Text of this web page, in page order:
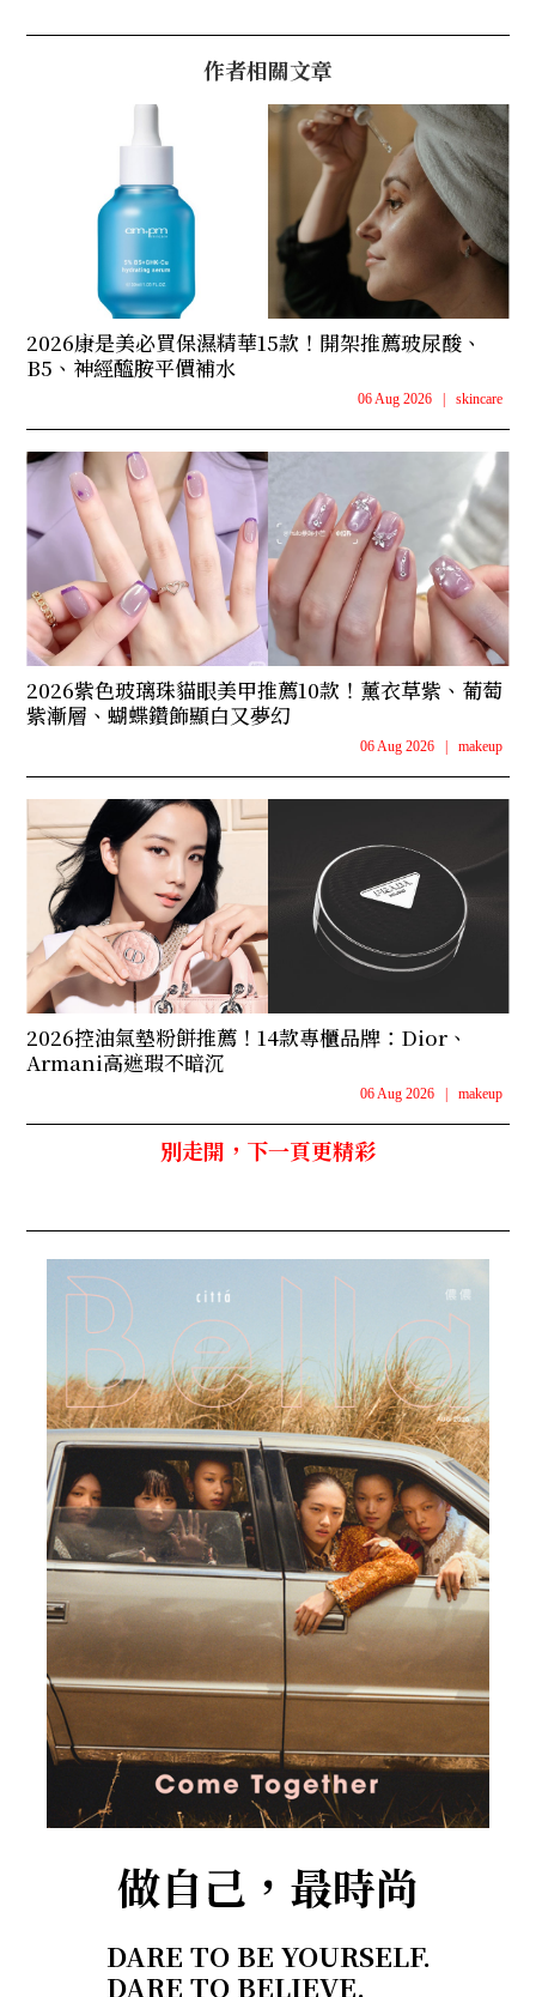
作者相關文章
2026康是美必買保濕精華15款！開架推薦玻尿酸、
B5、神經醯胺平價補水
06 Aug 2026 | skincare
2026紫色玻璃珠貓眼美甲推薦10款！薰衣草紫、葡萄
紫漸層、蝴蝶鑽飾顯白又夢幻
06 Aug 2026 | makeup
2026控油氣墊粉餅推薦！14款專櫃品牌：Dior、
Armani高遮瑕不暗沉
06 Aug 2026 | makeup
別走開，下一頁更精彩
做自己，最時尚
DARE TO BE YOURSELF.
DARE TO BELIEVE.